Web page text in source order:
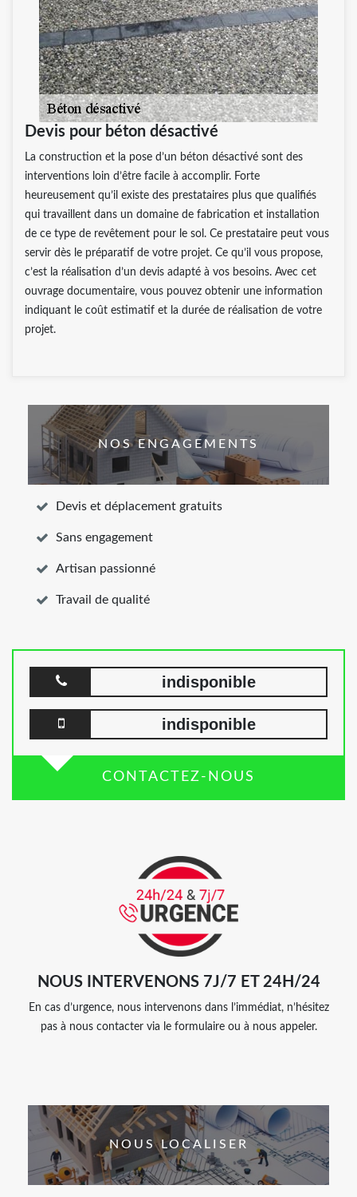
Devis pour béton désactivé
La construction et la pose d’un béton désactivé sont des
interventions loin d’être facile à accomplir. Forte
heureusement qu’il existe des prestataires plus que qualifiés
qui travaillent dans un domaine de fabrication et installation
de ce type de revêtement pour le sol. Ce prestataire peut vous
servir dès le préparatif de votre projet. Ce qu’il vous propose,
c’est la réalisation d’un devis adapté à vos besoins. Avec cet
ouvrage documentaire, vous pouvez obtenir une information
indiquant le coût estimatif et la durée de réalisation de votre
projet.
NOS ENGAGEMENTS
Devis et déplacement gratuits
Sans engagement
Artisan passionné
Travail de qualité
indisponible
indisponible
CONTACTEZ-NOUS
NOUS INTERVENONS 7J/7 ET 24H/24
En cas d’urgence, nous intervenons dans l’immédiat, n’hésitez
pas à nous contacter via le formulaire ou à nous appeler.
NOUS LOCALISER